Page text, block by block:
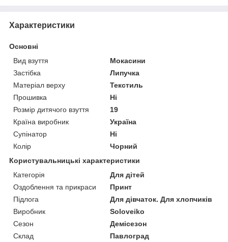
Характеристики
Основні
Вид взуття
Мокасини
Застібка
Липучка
Матеріал верху
Текстиль
Прошивка
Ні
Розмір дитячого взуття
19
Країна виробник
Україна
Супінатор
Ні
Колір
Чорний
Користувальницькі характеристики
Категорія
Для дітей
Оздоблення та прикраси
Принт
Підлога
Для дівчаток. Для хлопчиків
Виробник
Soloveiko
Сезон
Демісезон
Склад
Павлоград